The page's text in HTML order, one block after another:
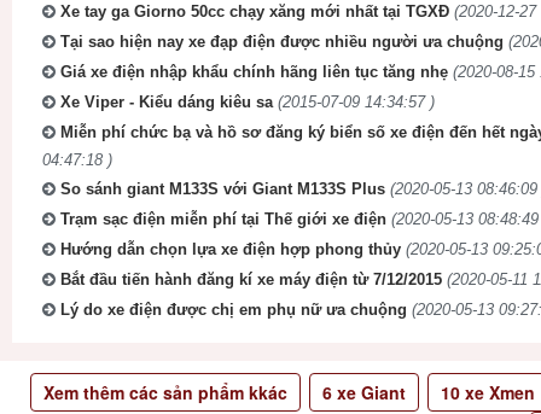
Xe tay ga Giorno 50cc chạy xăng mới nhất tại TGXĐ (2020-12-
Tại sao hiện nay xe đạp điện được nhiều người ưa chuộng
Giá xe điện nhập khẩu chính hãng liên tục tăng nhẹ (2020-08-15
Xe Viper - Kiểu dáng kiêu sa (2015-07-09 14:34:57 )
Miễn phí chức bạ và hồ sơ đăng ký biển số xe điện đến hết
04:47:18 )
So sánh giant M133S với Giant M133S Plus (2020-05-13 08:46:09
Trạm sạc điện miễn phí tại Thế giới xe điện (2020-05-13
Hướng dẫn chọn lựa xe điện hợp phong thủy (2020-05-13
Bắt đầu tiến hành đăng kí xe máy điện từ 7/12/2015 (2020-05-11
Lý do xe điện được chị em phụ nữ ưa chuộng (2020-05-13
Xem thêm các sản phẩm kkác 6xe Giant 10xe Xmen